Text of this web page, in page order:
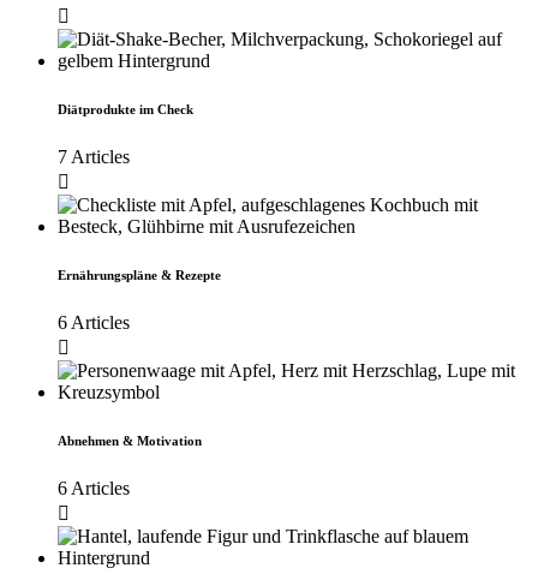
Diätprodukte im Check
7 Articles
Ernährungspläne & Rezepte
6 Articles
Abnehmen & Motivation
6 Articles